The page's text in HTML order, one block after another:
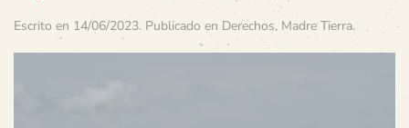
Escrito en 14/06/2023. Publicado en Derechos, Madre Tierra.